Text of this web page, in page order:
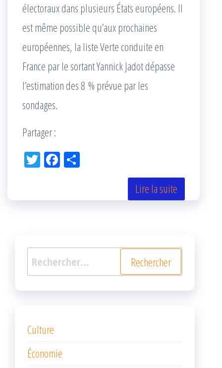
électoraux dans plusieurs États européens. Il
est même possible qu’aux prochaines
européennes, la liste Verte conduite en
France par le sortant Yannick Jadot dépasse
l’estimation des 8 % prévue par les
sondages.
Partager :
Tw Fac
k r
Lire la suite
Rechercher :
Culture
Économie